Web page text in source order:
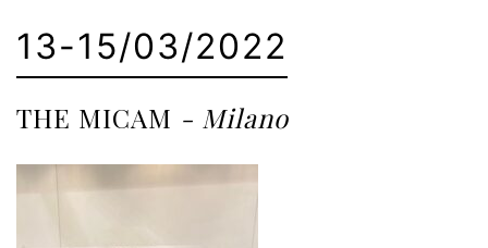
13-15/03/2022
THE MICAM - Milano